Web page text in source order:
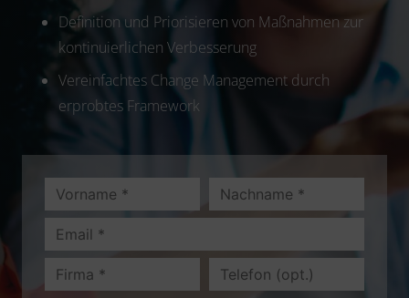
Definition und Priorisieren von Maßnahmen zur
kontinuierlichen Verbesserung
Vereinfachtes Change Management durch
erprobtes Framework